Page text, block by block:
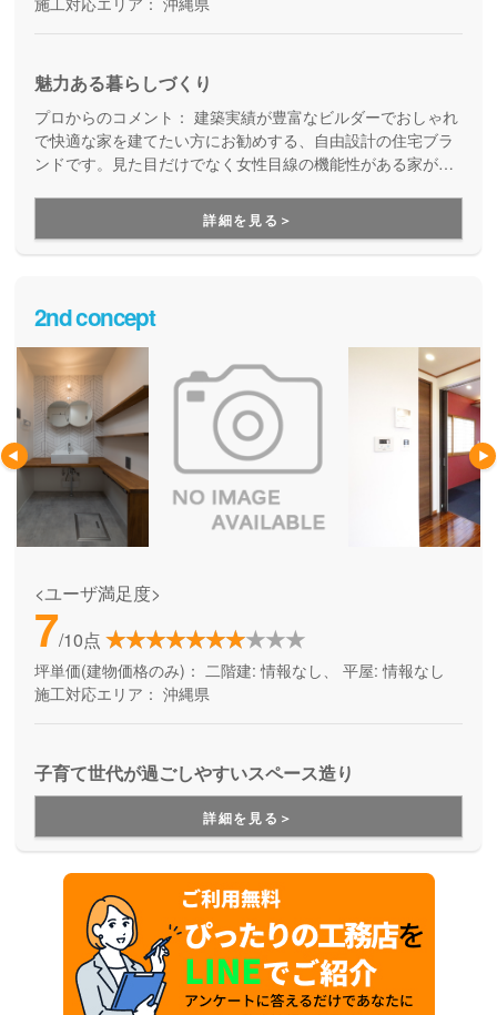
魅力ある暮らしづくり
プロからのコメント： 建築実績が豊富なビルダーでおしゃれ
で快適な家を建てたい方にお勧めする、自由設計の住宅ブラ
ンドです。見た目だけでなく女性目線の機能性がある家が得
ある暮らしづくり」をテーマに、暮らし始めてからをしっか
りと見据えてくれる家づくりです。
詳細を見る＞
2nd concept
<ユーザ満足度>
7/10点
坪単価(建物価格のみ)： 二階建: 情報なし、 平屋: 情報なし
施工対応エリア： 沖縄県
子育て世代が過ごしやすいスペース造り
詳細を見る＞